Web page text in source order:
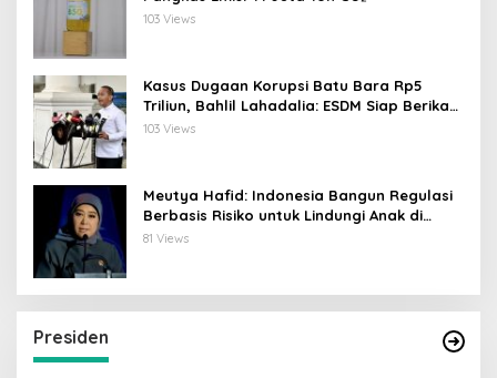
103 Views
Kasus Dugaan Korupsi Batu Bara Rp5
Triliun, Bahlil Lahadalia: ESDM Siap Berikan
Data
103 Views
Meutya Hafid: Indonesia Bangun Regulasi
Berbasis Risiko untuk Lindungi Anak di
Dunia Digital
81 Views
Presiden